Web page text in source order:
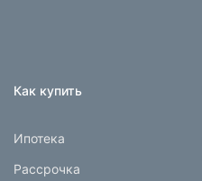
Как купить
Ипотека
Рассрочка